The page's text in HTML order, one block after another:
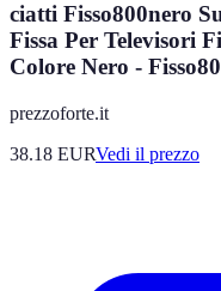
ciatti Fisso800nero
Fissa Per Televisori
Colore Nero -
prezzoforte.it
38.18 EURVedi il prezzo